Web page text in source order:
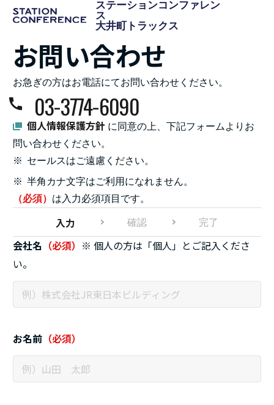
ステーションコンファレン
ス
大井町トラックス
お問い合わせ
お急ぎの方はお電話にてお問い合わせください。
03-3774-6090
個人情報保護方針 に同意の上、下記フォームよりお
問い合わせください。
※ セールスはご遠慮ください。
※ 半角カナ文字はご利用になれません。
（必須） は入力必須項目です。
入力 確認 完了
会社名 （必須） ※ 個人の方は「個人」とご記入くださ
い。
お名前 （必須）
残りの入力必須項目 あと 6件